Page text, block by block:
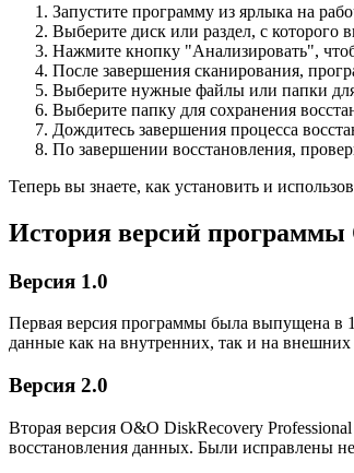
Запустите программу из ярлыка на
Выберите диск или раздел, с которого
Нажмите кнопку "Анализировать",
После завершения сканирования,
Выберите нужные файлы или папки
Выберите папку для сохранения
Дождитесь завершения процесса
По завершении восстановления,
Теперь вы знаете, как установить и
История версий
Версия 1.0
Первая версия программы была выпущена в
данные как на внутренних, так и на внешних
Версия 2.0
Вторая версия O&O DiskRecovery
восстановления данных. Были исправлены